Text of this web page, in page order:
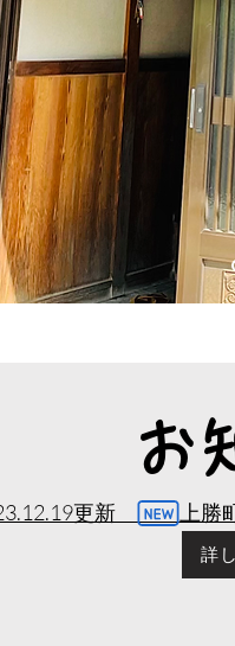
お
更新 上勝町
詳